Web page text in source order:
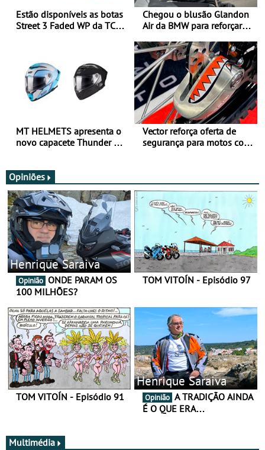
Estão disponíveis as botas
Street 3 Faded WP da TCX
Chegou o blusão Glandon
Air da BMW para reforçar
verão
MT HELMETS apresenta o
novo capacete Thunder 4 R
Vector reforça oferta de
segurança para motos com
Opiniões
Henrique Saraiva
Opinião
100 MILHÕES?
TOM VITOÍN - Episódio 97
TOM VITOÍN - Episódio 91
Henrique Saraiva
Opinião
É O QUE ERA…
Multimédia